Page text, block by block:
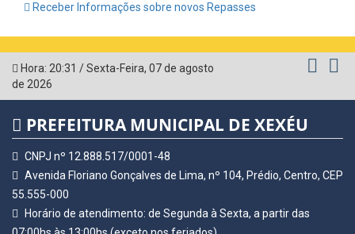
Receber Informações sobre novos Repasses
Hora: 20:31 /Sexta-Feira, 07 de agosto
de 2026
PREFEITURA MUNICIPAL DE XEXÉU
CNPJ nº 12.888.517/0001-48
Avenida Floriano Gonçalves de Lima, nº 104, Prédio, Centro, CEP
55.555-000
Horário de atendimento: de Segunda à Sexta, a partir das